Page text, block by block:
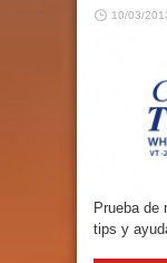
10/03/
Prueba de
tips y